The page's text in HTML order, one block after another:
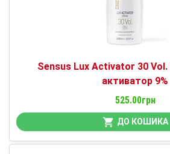
Sensus Lux Activator 30
активатор 9%
525.00грн
ДО КОШИКА